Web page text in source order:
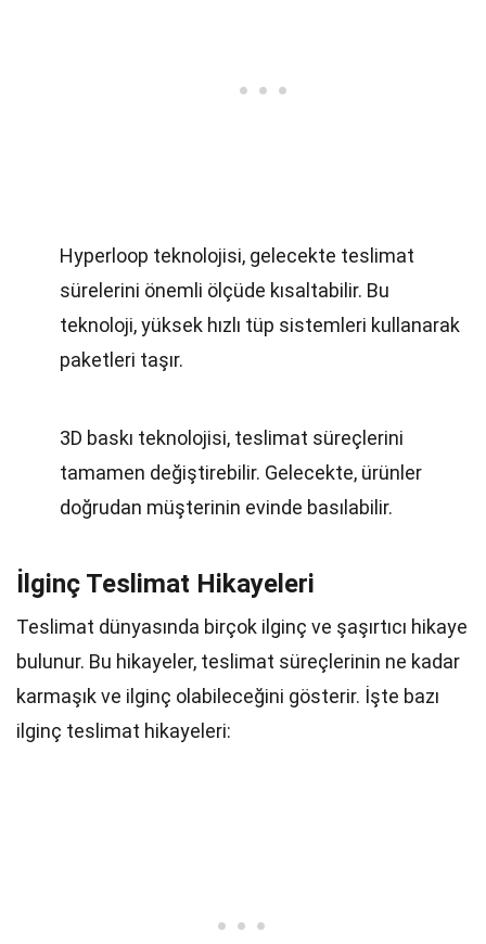
Hyperloop teknolojisi, gelecekte teslimat
sürelerini önemli ölçüde kısaltabilir. Bu
teknoloji, yüksek hızlı tüp sistemleri kullanarak
paketleri taşır.
3D baskı teknolojisi, teslimat süreçlerini
tamamen değiştirebilir. Gelecekte, ürünler
doğrudan müşterinin evinde basılabilir.
İlginç Teslimat Hikayeleri
Teslimat dünyasında birçok ilginç ve şaşırtıcı hikaye
bulunur. Bu hikayeler, teslimat süreçlerinin ne kadar
karmaşık ve ilginç olabileceğini gösterir. İşte bazı
ilginç teslimat hikayeleri: